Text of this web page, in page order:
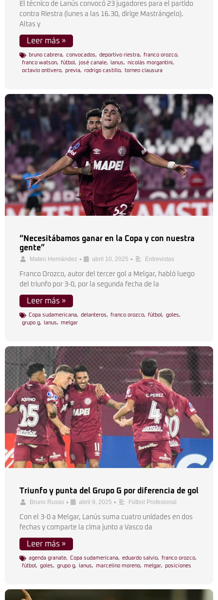
El técnico de Lanús convocó 23 jugadores para el partido
contra Riestra (lunes a las 16.30, dirige Mastrángelo).
Altas y
Leer más »
bruno cabrera, convocados, deportivo riestra, franco orozco,
franco watson, fútbol , josé canale, lanus, nicolás morgantini,
octavio ontivero, previa, rodrigo castillo, torneo clausura
“Necesitábamos ganar en la Copa y con nuestra
gente”
Mateo Hernández • abril 10, 2025 • Entrevistas
Franco Orozco, autor del tercer gol a Melgar, habló luego
del triunfo por 3-0, por la segunda fecha de la
Leer más »
Copa sudamericana, delanteros, franco orozco, fútbol , goles,
grupo g, lanus, melgar
Triunfo y punta del Grupo G por diferencia de gol
Bruno Russo • abril 9, 2025 • Fútbol Profesional
Con el 3-0 a Melgar, Lanús suma cuatro unidades en dos
fechas y comparte la cima junto a Vasco da
Leer más »
agenda granate, Copa sudamericana, eduardo salvio, franco orozco,
fútbol , goles, grupo g, lanus, marcelino moreno, melgar, posiciones